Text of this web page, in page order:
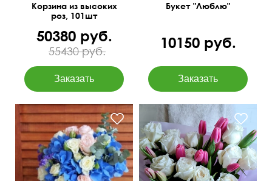
Корзина из высоких
роз, 101шт
50380 руб.
55430 руб.
Букет "Люблю"
10150 руб.